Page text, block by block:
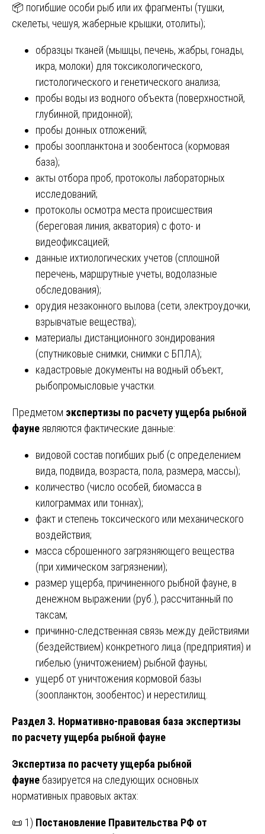
📦 погибшие особи рыб или их фрагменты (тушки,
скелеты, чешуя, жаберные крышки, отолиты);
образцы тканей (мышцы, печень, жабры, гонады,
икра, молоки) для токсикологического,
гистологического и генетического анализа;
пробы воды из водного объекта (поверхностной,
глубинной, придонной);
пробы донных отложений;
пробы зоопланктона и зообентоса (кормовая
база);
акты отбора проб, протоколы лабораторных
исследований;
протоколы осмотра места происшествия
(береговая линия, акватория) с фото- и
видеофиксацией;
данные ихтиологических учетов (сплошной
перечень, маршрутные учеты, водолазные
обследования);
орудия незаконного вылова (сети, электроудочки,
взрывчатые вещества);
материалы дистанционного зондирования
(спутниковые снимки, снимки с БПЛА);
кадастровые документы на водный объект,
рыбопромысловые участки.
Предметом экспертизы по расчету ущерба рыбной
фауне являются фактические данные:
видовой состав погибших рыб (с определением
вида, подвида, возраста, пола, размера, массы);
количество (число особей, биомасса в
килограммах или тоннах);
факт и степень токсического или механического
воздействия;
масса сброшенного загрязняющего вещества
(при химическом загрязнении);
размер ущерба, причиненного рыбной фауне, в
денежном выражении (руб.), рассчитанный по
таксам;
причинно-следственная связь между действиями
(бездействием) конкретного лица (предприятия) и
гибелью (уничтожением) рыбной фауны;
ущерб от уничтожения кормовой базы
(зоопланктон, зообентос) и нерестилищ.
Раздел 3. Нормативно-правовая база экспертизы
по расчету ущерба рыбной фауне
Экспертиза по расчету ущерба рыбной
фауне базируется на следующих основных
нормативных правовых актах:
📜 1) Постановление Правительства РФ от